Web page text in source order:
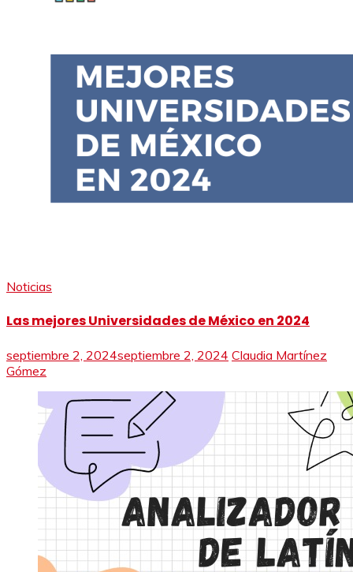
Noticias
Las mejores Universidades de México en 2024
septiembre 2, 2024septiembre 2, 2024 Claudia Martínez
Gómez